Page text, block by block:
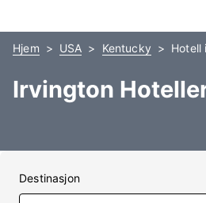
Hjem USA Kentucky Hotell
Irvington
Destinasjon